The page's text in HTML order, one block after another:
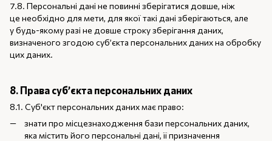
7.8. Персональні дані не повинні зберігатися довше, ніж
це необхідно для мети, для якої такі дані зберігаються, але
у будь-якому разі не довше строку зберігання даних,
визначеного згодою суб’єкта персональних даних на обробку
цих даних.
8. Права суб’єкта персональних даних
8.1. Суб'єкт персональних даних має право:
знати про місцезнаходження бази персональних даних,
яка містить його персональні дані, її призначення